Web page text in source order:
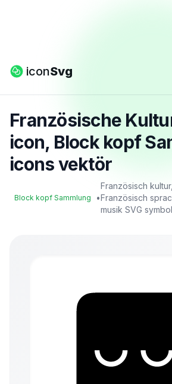
iconSvg
Französische
icon, Block kopf
icons vektör
Block kopf Sammlung •
Französisch
Französisch
musik SVG symbol